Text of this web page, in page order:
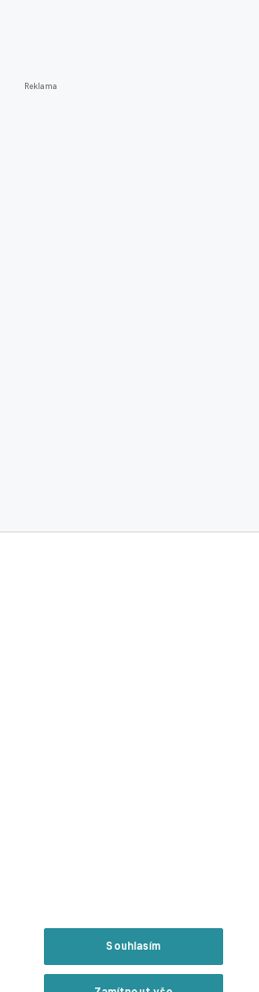
Reklama
Souhlasím